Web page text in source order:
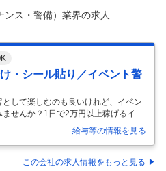
ーガンに「自立支援」と「トータルケ
を運営。 全国に700拠点…
ス・警備）業界の求人
・シール貼り／イベント警
して楽しむのも良いけれど、イベン
せんか？1日で2万円以上稼げるイベ
組・ゲーム・アニメ・格闘技等多数
ンサート会場・クラブ 都内・首都圏
トスタッフ、仕分け・シール貼り、
フ、仕分け・シール貼り、③イベント
給与等の情報を見る
この会社の求人情報をもっと見る